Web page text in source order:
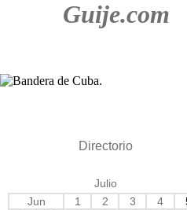
Guije.com
Directorio
Julio
Jun
1 2 3 4